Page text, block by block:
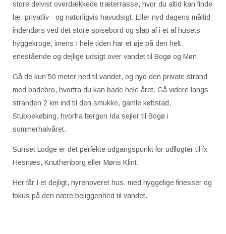
store delvist overdækkede træterrasse, hvor du altid kan finde
læ, privatliv - og naturligvis havudsigt. Eller nyd dagens måltid
indendørs ved det store spisebord og slap af i et af husets
hyggekroge, imens I hele tiden har et øje på den helt
enestående og dejlige udsigt over vandet til Bogø og Møn.
Gå de kun 50 meter ned til vandet, og nyd den private strand
med badebro, hvorfra du kan bade hele året. Gå videre langs
stranden 2 km ind til den smukke, gamle købstad,
Stubbekøbing, hvorfra færgen Ida sejler til Bogø i
sommerhalvåret.
Sunset Lodge er det perfekte udgangspunkt for udflugter til fx
Hesnæs, Knuthenborg eller Møns Klint.
Her får I et dejligt, nyrenoveret hus, med hyggelige finesser og
fokus på den nære beliggenhed til vandet.